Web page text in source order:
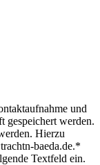
und
gespeichert werden.
Hierzu
baeda.de.*
Textfeld ein.